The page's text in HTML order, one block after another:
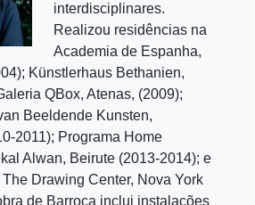
interdisciplinares.
Realizou residências na
Academia de Espanha,
Künstlerhaus Bethanien,
QBox, Atenas, (2009);
Beeldende Kunsten,
2011); Programa Home
Alwan, Beirute (2013-2014); e
Drawing Center, Nova York
de Barroca inclui instalações